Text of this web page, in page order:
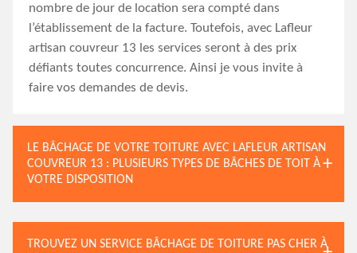
nombre de jour de location sera compté dans
l’établissement de la facture. Toutefois, avec Lafleur
artisan couvreur 13 les services seront à des prix
défiants toutes concurrence. Ainsi je vous invite à
faire vos demandes de devis.
LE BÂCHAGE DE VOTRE TOITURE AVEC LAFLEUR ARTISAN
COUVREUR 13 : PLUSIEURS TYPES DE BÂCHES DE TOIT À
VOTRE DISPOSITION
TROUVEZ UN SERVICE BÂCHAGE DE TOITURE PAS CHER À